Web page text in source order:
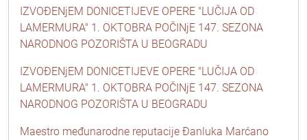
IZVOĐENjEM DONICETIJEVE OPERE "LUČIJA OD
LAMERMURA" 1. OKTOBRA POČINjE 147. SEZONA
NARODNOG POZORIŠTA U BEOGRADU
IZVOĐENjEM DONICETIJEVE OPERE "LUČIJA OD
LAMERMURA" 1. OKTOBRA POČINjE 147. SEZONA
NARODNOG POZORIŠTA U BEOGRADU
Maestro međunarodne reputacije Đanluka Marćano